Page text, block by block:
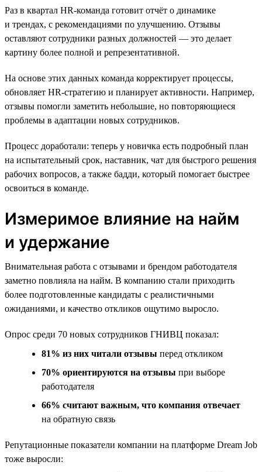
Раз в квартал HR-команда готовит отчёт о динамике
и трендах, с рекомендациями по улучшению. Отзывы
оставляют сотрудники разных должностей — это делает
картину более полной и репрезентативной.
На основе этих данных команда корректирует процессы,
обновляет HR-стратегию и планирует активности. Например,
отзывы помогли заметить небольшие, но повторяющиеся
проблемы в адаптации новых сотрудников.
Процесс доработали: теперь у новичка есть подробный план
на испытательный срок, наставник, чат для быстрого решения
рабочих вопросов, а также бадди, который помогает быстрее
освоиться в команде.
Измеримое влияние на найм
и удержание
Внимательная работа с отзывами и брендом работодателя
заметно повлияла на найм. В компанию стали приходить
более подготовленные кандидаты с реалистичными
ожиданиями, и качество откликов ощутимо выросло.
Опрос среди 70 новых сотрудников ГНИВЦ показал:
81% из них читали отзывы перед откликом
70% ориентируются на отзывы при выборе
работодателя
66% считают важным, что компания отвечает
на обратную связь
Репутационные показатели компании на платформе Dream Job
тоже выросли: